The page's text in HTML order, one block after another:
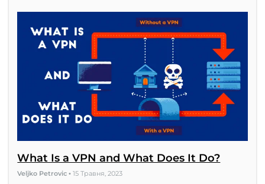
What Is a VPN and What Does It Do?
Veljko Petrovic•15 Травня, 2023